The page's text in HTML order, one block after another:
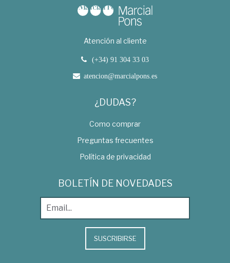
Atención al cliente
(+34) 91 304 33 03
atencion@marcialpons.es
¿DUDAS?
Como comprar
Preguntas frecuentes
Política de privacidad
BOLETÍN DE NOVEDADES
SUSCRIBIRSE